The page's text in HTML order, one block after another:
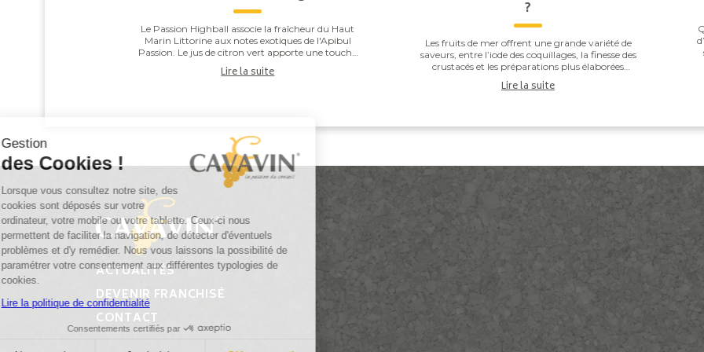
Le Passion Highball associe la fraîcheur du Haut
Marin Littorine aux notes exotiques de l'Apibul
Passion. Le jus de citron vert apporte une touche
de vivacité qui équilibre l'ensemble, pour un co...
Lire la suite
?
Les fruits de mer offrent une grande variété de
saveurs, entre l’iode des coquillages, la finesse des
crustacés et les préparations plus élaborées
comme les gambas grillées ou les noix de Saint-J...
Lire la suite
ACTUALITÉS
DEVENIR FRANCHISÉ
CONTACT
Gestion
des Cookies !
Lorsque vous consultez notre site, des
cookies sont déposés sur votre
ordinateur, votre mobile ou votre tablette. Ceux-ci nous
permettent de faciliter la navigation, de détecter d'éventuels
problèmes et d'y remédier. Nous vous laissons la possibilité de
paramétrer votre consentement aux différentes typologies de
cookies.
Lire la politique de confidentialité
Consentements certifiés par